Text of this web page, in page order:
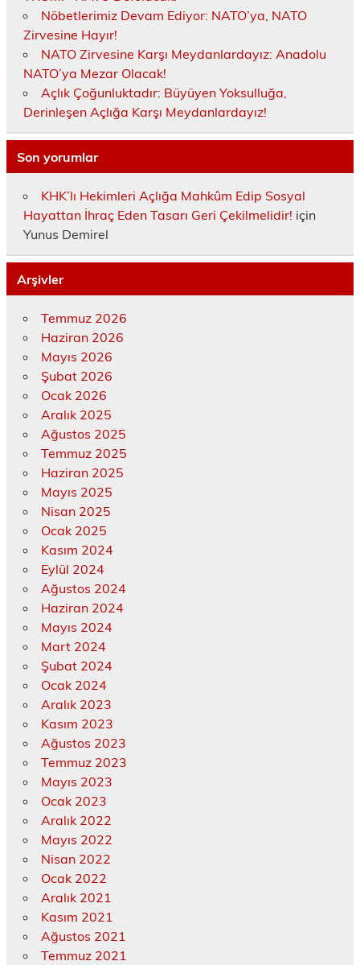
Nöbetlerimiz Devam Ediyor: NATO’ya, NATO
Zirvesine Hayır!
NATO Zirvesine Karşı Meydanlardayız: Anadolu
NATO’ya Mezar Olacak!
Açlık Çoğunluktadır: Büyüyen Yoksulluğa,
Derinleşen Açlığa Karşı Meydanlardayız!
Son yorumlar
KHK’lı Hekimleri Açlığa Mahkûm Edip Sosyal
Hayattan İhraç Eden Tasarı Geri Çekilmelidir! için
Yunus Demirel
Arşivler
Temmuz 2026
Haziran 2026
Mayıs 2026
Şubat 2026
Ocak 2026
Aralık 2025
Ağustos 2025
Temmuz 2025
Haziran 2025
Mayıs 2025
Nisan 2025
Ocak 2025
Kasım 2024
Eylül 2024
Ağustos 2024
Haziran 2024
Mayıs 2024
Mart 2024
Şubat 2024
Ocak 2024
Aralık 2023
Kasım 2023
Ağustos 2023
Temmuz 2023
Mayıs 2023
Ocak 2023
Aralık 2022
Mayıs 2022
Nisan 2022
Ocak 2022
Aralık 2021
Kasım 2021
Ağustos 2021
Temmuz 2021